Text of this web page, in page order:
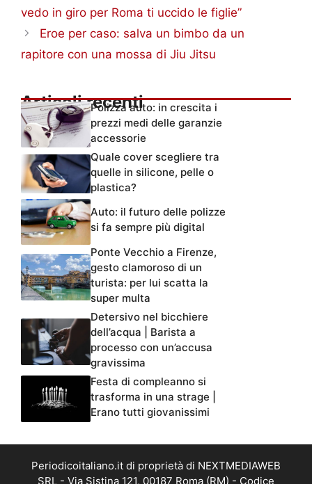
vedo in giro per Roma ti uccido le figlie”
Eroe per caso: salva un bimbo da un
rapitore con una mossa di Jiu Jitsu
Articoli recentiPolizza auto: in crescita i
prezzi medi delle garanzie
accessorie
Quale cover scegliere tra
quelle in silicone, pelle o
plastica?
Auto: il futuro delle polizze
si fa sempre più digital
Ponte Vecchio a Firenze,
gesto clamoroso di un
turista: per lui scatta la
super multa
Detersivo nel bicchiere
dell’acqua | Barista a
processo con un’accusa
gravissima
Festa di compleanno si
trasforma in una strage |
Erano tutti giovanissimi
Periodicoitaliano.it di proprietà di NEXTMEDIAWEB
SRL - Via Sistina 121, 00187 Roma (RM) - Codice